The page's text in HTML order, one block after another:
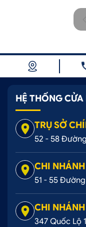
HỆ THỐNG
TRỤ SỞ
52 - 58 Đường
CHI
51 - 55 Đường
CHI
347 Quốc Lộ